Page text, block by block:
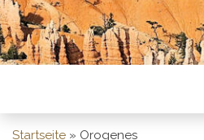
Startseite » Orogenes